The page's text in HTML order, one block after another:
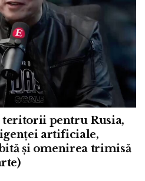
teritorii pentru Rusia,
artificiale,
și omenirea trimisă